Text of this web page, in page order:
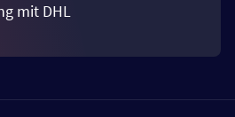
mit DHL